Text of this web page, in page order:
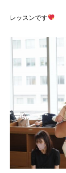
レッスンです